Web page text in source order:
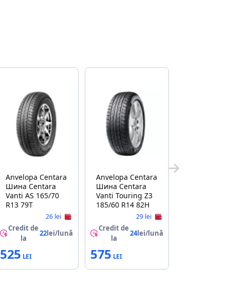
Anvelopa Centara
Шина Centara
Vanti AS 165/70
R13 79T
26 lei
Credit de
la
22lei/lună
525
Anvelopa Centara
Шина Centara
Vanti Touring Z3
185/60 R14 82H
29 lei
Credit de
la
24lei/lună
575